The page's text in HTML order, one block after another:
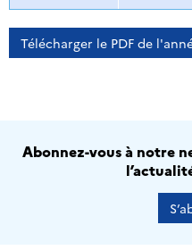
Télécharger le PDF de
Abonnez-vous à notre